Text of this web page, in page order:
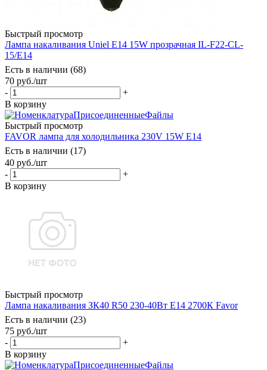
Быстрый просмотр
Лампа накаливания Uniel E14 15W прозрачная IL-F22-CL-
15/E14
Есть в наличии (68)
70 руб./шт
-
+
В корзину
Быстрый просмотр
FAVOR лампа для холодильника 230V 15W Е14
Есть в наличии (17)
40 руб./шт
-
+
В корзину
Быстрый просмотр
Лампа накаливания ЗК40 R50 230-40Вт E14 2700К Favor
Есть в наличии (23)
75 руб./шт
-
+
В корзину